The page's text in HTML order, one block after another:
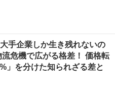
大手企業しか生き残れないの
流危機で広がる格差！ 価格転
」を分けた知られざる差と